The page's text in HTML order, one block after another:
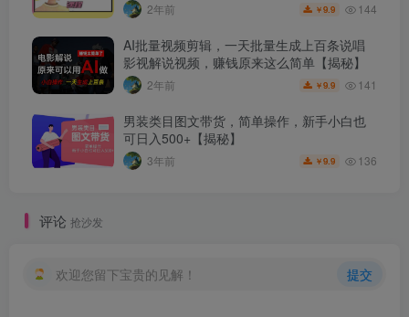
2年前 ￥9.9 144
AI批量视频剪辑，一天批量生成上百条说唱
影视解说视频，赚钱原来这么简单【揭秘】
2年前 ￥9.9 141
男装类目图文带货，简单操作，新手小白也
可日入500+【揭秘】
3年前 ￥9.9 136
评论 抢沙发
欢迎您留下宝贵的见解！ 提交